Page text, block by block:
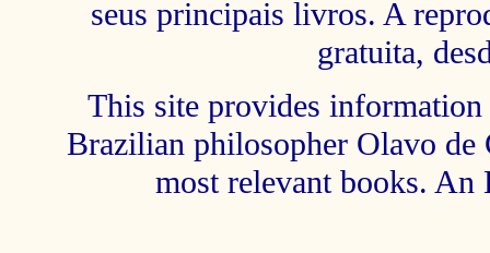
seus principais livros. A
gratuita,
This site provides
Brazilian philosopher Olavo de
most relevant books.